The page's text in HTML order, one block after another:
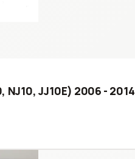
JJ10E) 2006 - 2014